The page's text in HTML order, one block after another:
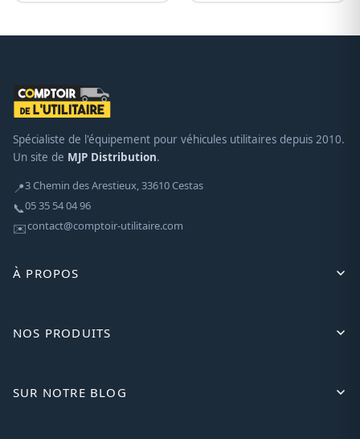
Spécialiste de l'équipement pour véhicules utilitaires depuis 2010.
Un site de MJP Distribution.
📍3 Chemin des Arestieux, 33610 Cestas
📞05 35 54 04 96
✉️contact@comptoir-utilitaire.com
À PROPOS
NOS PRODUITS
SUR NOTRE BLOG